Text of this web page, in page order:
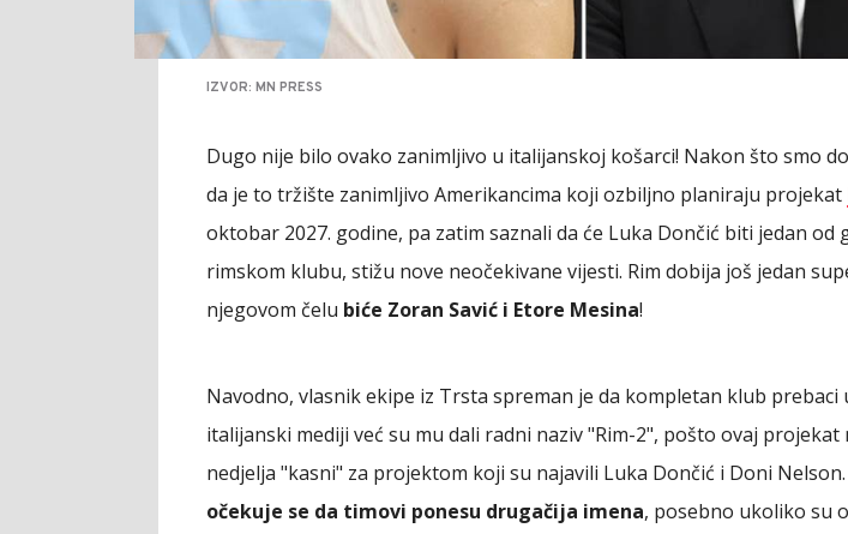
IZVOR: MN PRESS
Dugo nije bilo ovako zanimljivo u italijanskoj košarci! Nakon što smo
da je to tržište zanimljivo Amerikancima koji ozbiljno planiraju projekat
oktobar 2027. godine, pa zatim saznali da će Luka Dončić biti jedan od
rimskom klubu, stižu nove neočekivane vijesti. Rim dobija još jedan
njegovom čelu biće Zoran Savić i Etore Mesina!
Navodno, vlasnik ekipe iz Trsta spreman je da kompletan klub prebaci
italijanski mediji već su mu dali radni naziv "Rim-2", pošto ovaj projekat
nedjelja "kasni" za projektom koji su najavili Luka Dončić i Doni
očekuje se da timovi ponesu drugačija imena, posebno ukoliko su